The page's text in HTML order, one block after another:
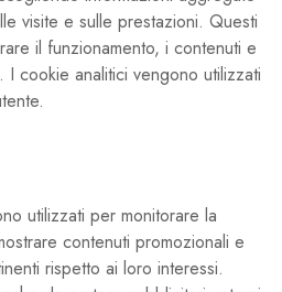
visite e sulle prestazioni. Questi
il funzionamento, i contenuti e
cookie analitici vengono utilizzati
utilizzati per monitorare la
contenuti promozionali e
rispetto ai loro interessi.